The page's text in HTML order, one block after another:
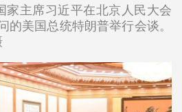
家主席习近平在北京人民大会
的美国总统特朗普举行会谈。